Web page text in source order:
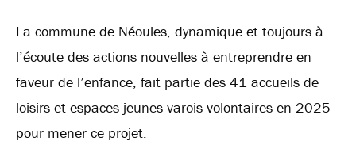
La commune de Néoules, dynamique et toujours à
l’écoute des actions nouvelles à entreprendre en
faveur de l’enfance, fait partie des 41 accueils de
loisirs et espaces jeunes varois volontaires en 2025
pour mener ce projet.